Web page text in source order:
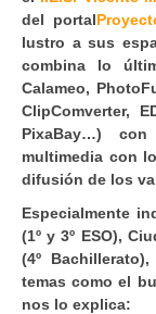
del portal
lustro a sus
combina lo
Calameo,
ClipComverter,
PixaBay…)
multimedia con
difusión de los
Especialmente
(1º y 3º ESO),
(4º
temas como el
nos lo explica: